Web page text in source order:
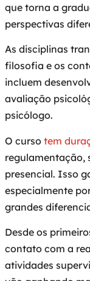
que torna a
perspectivas
As disciplinas
filosofia e os
incluem
avaliação
psicólogo.
O curso tem
regulamentação,
presencial. Isso
especialmente
grandes
Desde os
contato com a
atividades